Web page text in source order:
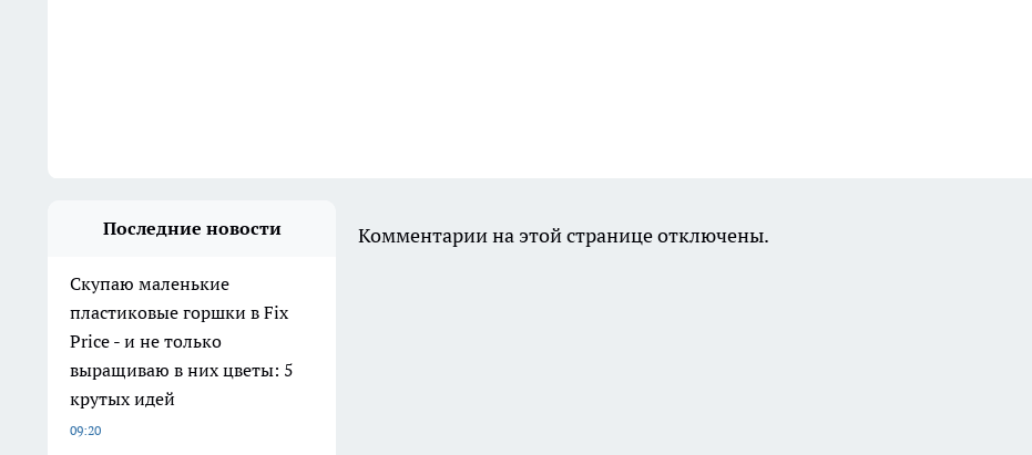
Последние новости
Скупаю маленькие
пластиковые горшки в Fix
Price - и не только
выращиваю в них цветы: 5
крутых идей
09:20
Комментарии на этой странице отключены.